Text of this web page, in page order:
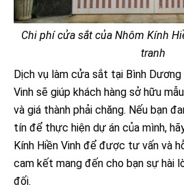
Chi phí cửa sắt của Nhôm Kính
tranh
Dịch vụ làm cửa sắt tại Bình Dương
Vinh sẽ giúp khách hàng sở hữu
và giá thành phải chăng. Nếu bạn
tín để thực hiện dự án của mình,
Kính Hiền Vinh để được tư vấn và
cam kết mang đến cho bạn sự hài
đối.